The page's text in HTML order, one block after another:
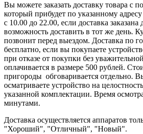
Вы можете заказать доставку товара с
который прибудет по указанному
с 10.00 до 22.00, если доставка заказана
возможность доставить в тот же день.
позвонит перед выездом. Доставка по
бесплатно, если вы покупаете
при отказе от покупки без
оплачивается в размере 500 рублей.
пригороды обговаривается отдельно.
осматриваете устройство на
указанной комплектации. Время
минутами.
Доставка осуществляется аппаратов
"Хороший", "Отличный", "Новый".